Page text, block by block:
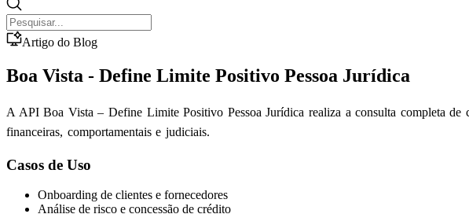
Artigo do Blog
Boa Vista - Define Limite Positivo Pessoa Jurídica
A API Boa Vista – Define Limite Positivo Pessoa Jurídica realiza a consulta completa
financeiras, comportamentais e judiciais.
Casos de Uso
Onboarding de clientes e fornecedores
Análise de risco e concessão de crédito